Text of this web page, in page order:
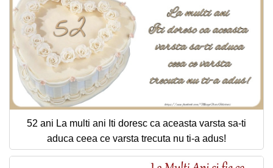
52 ani La multi ani Iti doresc ca aceasta varsta sa-ti
aduca ceea ce varsta trecuta nu ti-a adus!